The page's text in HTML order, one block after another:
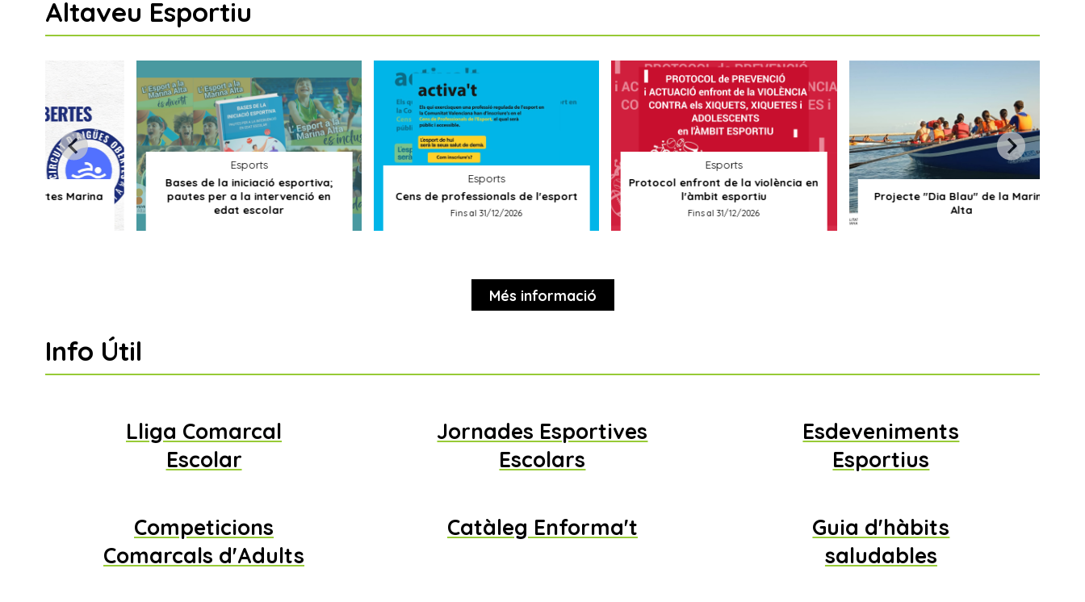
Altaveu Esportiu
Bases de la iniciació esportiva;
pautes per a la intervenció en
edat escolar
Cens de professionals de l'esport
Fins al 31/12/2026
Protocol enfront de la violència en
l'àmbit esportiu
Fins al 31/12/2026
Projecte "Dia Blau" de la Marina
Més informació
Info Útil
Lliga Comarcal
Escolar
Jornades Esportives
Escolars
Esdeveniments
Esportius
Competicions
Comarcals d'Adults
Catàleg Enforma't
Guia d'hàbits
saludables